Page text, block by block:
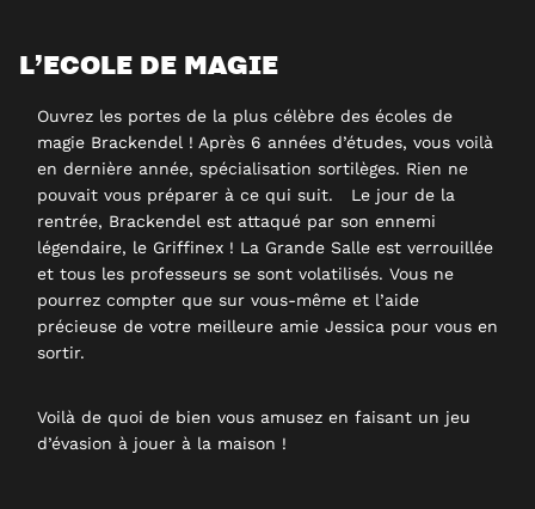
L’ECOLE DE MAGIE
Ouvrez les portes de la plus célèbre des écoles de
magie Brackendel ! Après 6 années d’études, vous voilà
en dernière année, spécialisation sortilèges. Rien ne
pouvait vous préparer à ce qui suit. Le jour de la
rentrée, Brackendel est attaqué par son ennemi
légendaire, le Griffinex ! La Grande Salle est verrouillée
et tous les professeurs se sont volatilisés. Vous ne
pourrez compter que sur vous-même et l’aide
précieuse de votre meilleure amie Jessica pour vous en
sortir.
Voilà de quoi de bien vous amusez en faisant un jeu
d’évasion à jouer à la maison !